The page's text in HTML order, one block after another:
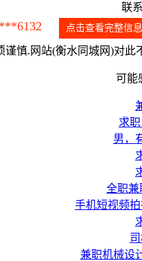
联
点击查看完整信息
慎.网站(衡水同城网)对此
可能
求职
男，
全职兼
手机短视频
兼职机械设